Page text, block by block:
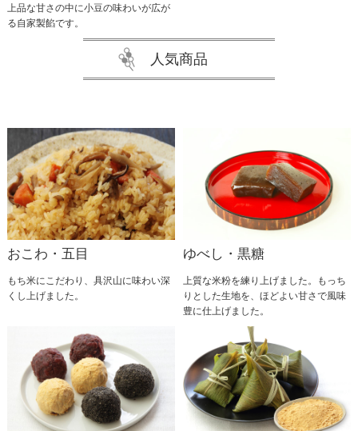
上品な甘さの中に小豆の味わいが広が
る自家製餡です。
人気商品
おこわ・五目
もち米にこだわり、具沢山に味わい深
くし上げました。
ゆべし・黒糖
上質な米粉を練り上げました。もっち
りとした生地を、ほどよい甘さで風味
豊に仕上げました。